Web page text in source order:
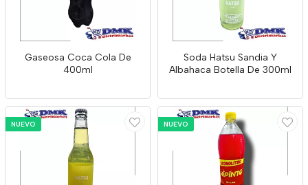
Gaseosa Coca Cola De
400ml
Soda Hatsu Sandia Y
Albahaca Botella De 300ml
NUEVO NUEVO